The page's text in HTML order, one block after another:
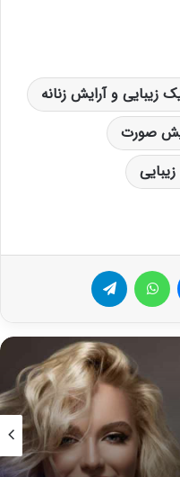
زیبایی و آرایش زنانه
صورت
پیام رسان